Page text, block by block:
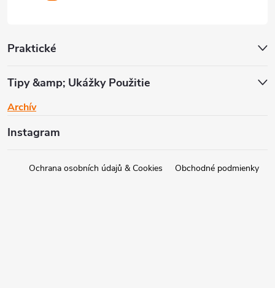
Praktické
Tipy &amp; Ukážky Použitie
Archív
Instagram
Ochrana osobních údajů & Cookies Obchodné podmienky